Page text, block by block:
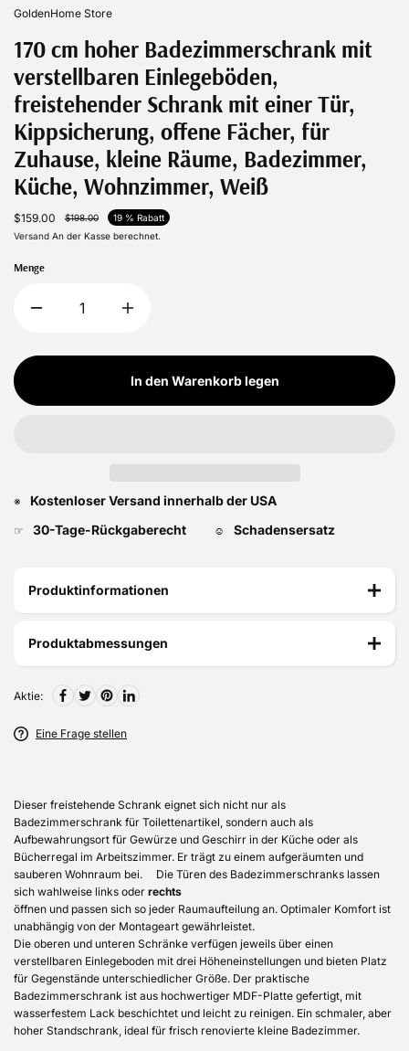
GoldenHome Store
170 cm hoher Badezimmerschrank mit
verstellbaren Einlegeböden,
freistehender Schrank mit einer Tür,
Kippsicherung, offene Fächer, für
Zuhause, kleine Räume, Badezimmer,
Küche, Wohnzimmer, Weiß
$159.00 $198.00
19 % Rabatt
Versand An der Kasse berechnet.
Menge
In den Warenkorb legen
※ Kostenloser Versand innerhalb der USA
☞ 30-Tage-Rückgaberecht ☺ Schadensersatz
Produktinformationen
Produktabmessungen
Aktie:
Eine Frage stellen
Dieser freistehende Schrank eignet sich nicht nur als
Badezimmerschrank für Toilettenartikel, sondern auch als
Aufbewahrungsort für Gewürze und Geschirr in der Küche oder als
Bücherregal im Arbeitszimmer. Er trägt zu einem aufgeräumten und
sauberen Wohnraum bei. Die Türen des Badezimmerschranks lassen
sich wahlweise links oder rechts
öffnen und passen sich so jeder Raumaufteilung an. Optimaler Komfort ist
unabhängig von der Montageart gewährleistet.
Die oberen und unteren Schränke verfügen jeweils über einen
verstellbaren Einlegeboden mit drei Höheneinstellungen und bieten Platz
für Gegenstände unterschiedlicher Größe. Der praktische
Badezimmerschrank ist aus hochwertiger MDF-Platte gefertigt, mit
wasserfestem Lack beschichtet und leicht zu reinigen. Ein schmaler, aber
hoher Standschrank, ideal für frisch renovierte kleine Badezimmer.